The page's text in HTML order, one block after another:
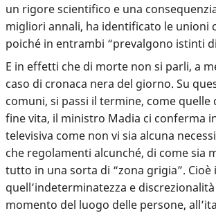
un rigore scientifico e una
migliori annali, ha identificato le unioni
poiché in entrambi “prevalgono istinti
E in effetti che di morte non si parli, a
caso di cronaca nera del giorno. Su
comuni, si passi il termine, come quelle
fine vita, il ministro Madia ci conferma
televisiva come non vi sia alcuna
che regolamenti alcunché, di come sia
tutto in una sorta di “zona grigia”. Cioè
quell’indeterminatezza e
momento del luogo delle persone,